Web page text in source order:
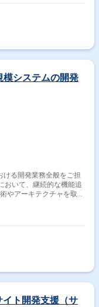
ックに基づく改善、本番
クト成長のために淡々と
サービスへの強い興
題に取り組み自らプロ
ます。常に変わってい
ョップの成長や成功、メ
ジションです。 【ポ
成サービスの開発に携わ
応といったスケールや
開発を行うことで、サ
ロダクトの価値向上に直
改善に取り組んでおりま
模システムの開発
ができる案件です。
ト開発支援（サ